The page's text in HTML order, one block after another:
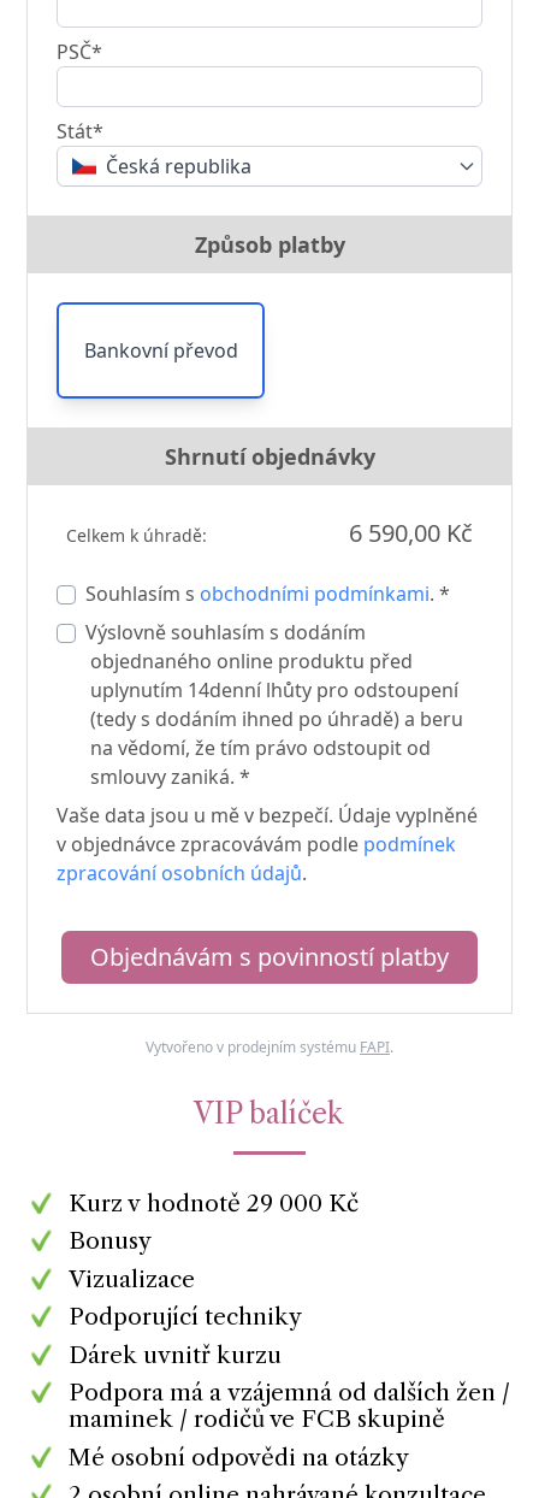
PSČ*
Stát*
Česká republika
Způsob platby
Bankovní převod
Shrnutí objednávky
Celkem k úhradě: 6 590,00 Kč
Souhlasím s obchodními podmínkami. *
Výslovně souhlasím s dodáním
objednaného online produktu před
uplynutím 14denní lhůty pro odstoupení
(tedy s dodáním ihned po úhradě) a beru
na vědomí, že tím právo odstoupit od
smlouvy zaniká. *
Vaše data jsou u mě v bezpečí. Údaje vyplněné
v objednávce zpracovávám podle podmínek
zpracování osobních údajů.
Objednávám s povinností platby
Vytvořeno v prodejním systému FAPI.
VIP balíček
Kurz v hodnotě 29 000 Kč
Bonusy
Vizualizace
Podporující techniky
Dárek uvnitř kurzu
Podpora má a vzájemná od dalších žen /
maminek / rodičů ve FCB skupině
Mé osobní odpovědi na otázky